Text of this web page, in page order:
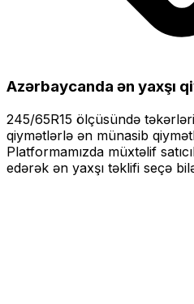
Azərbaycanda ən yaxşı
245/65R15 ölçüsündə təkərləri
qiymətlərlə ən münasib
Platformamızda müxtəlif
edərək ən yaxşı təklifi seçə